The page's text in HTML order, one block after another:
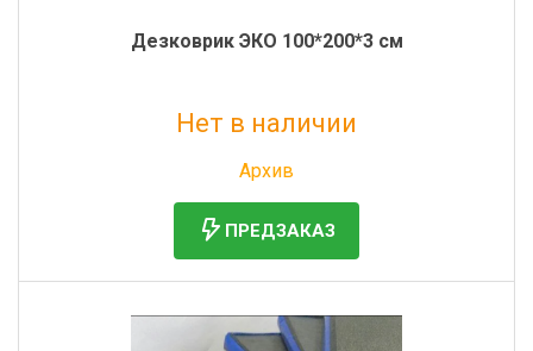
Дезковрик ЭКО 100*200*3 см
Нет в наличии
Архив
ПРЕДЗАКАЗ